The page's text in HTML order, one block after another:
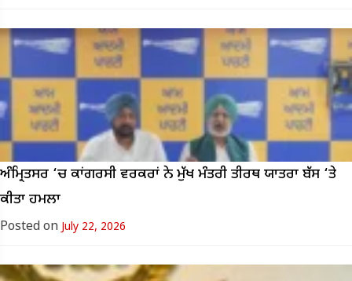
ਅੰਮ੍ਰਿਤਸਰ ‘ਚ ਕਾਂਗਰਸੀ ਵਰਕਰਾਂ ਨੇ ਮੁੱਖ ਮੰਤਰੀ ਤੀਰਥ ਯਾਤਰਾ ਬੱਸ ‘ਤੇ
ਕੀਤਾ ਹਮਲਾ
Posted on July 22, 2026